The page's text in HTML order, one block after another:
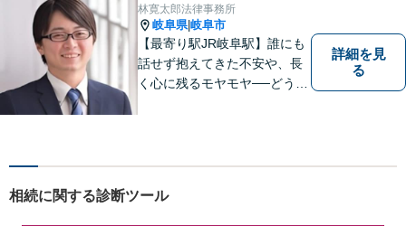
林寛太郎法律事務所
岐阜県|岐阜市
【最寄り駅JR岐阜駅】誰にも
話せず抱えてきた不安や、長
く心に残るモヤモヤ──どうぞ
一緒に見つけていきます。
密着型の法律事務所】
詳細を見
る
相続に関する診断ツール